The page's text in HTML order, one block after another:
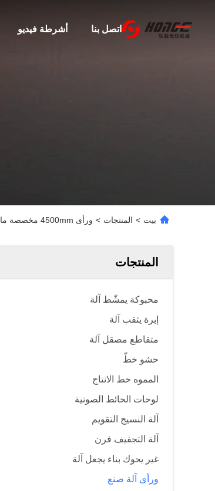
أشرطة فيديو اتصل بنا
بيت > المنتجات > ورأى 4500mm مخصصة ماكينة مع الماس / البيضاوي النقش نقش
المنتجات
محبوكة يمشّط آلة
إبرة يثقب آلة
متقاطع مصقل آلة
حشو خطّ
المموه خط الانتاج
لوحات الحائط الصوتية
آلة النسيج التقويم
آلة التجفيف فرن
غير يحوك بناء يجعل آلة
ورأى آلة صنع